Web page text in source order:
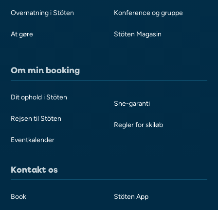
Overnatning i Stöten
At gøre
Konference og gruppe
Stöten Magasin
Om min booking
Dit ophold i Stöten
Rejsen til Stöten
Eventkalender
Sne-garanti
Regler for skiløb
Kontakt os
Book Stöten App